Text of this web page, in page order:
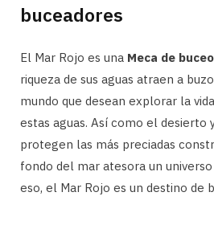
buceadores
El Mar Rojo es una Meca de
riqueza de sus aguas atraen a
mundo que desean explorar la
estas aguas. Así como el desierto
protegen las más preciadas
fondo del mar atesora un
eso, el Mar Rojo es un destino de